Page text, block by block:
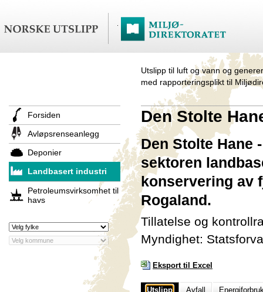
Utslipp til luft og vann og
med rapporteringsplikt til
Forsiden
Avløpsrenseanlegg
Deponier
Landbasert industri
Petroleumsvirksomhet til
havs
Den Stolte
Den Stolte Hane
sektoren
konservering av
Rogaland.
Tillatelse og
Myndighet:
Eksport til Excel
Utslipp Avfall